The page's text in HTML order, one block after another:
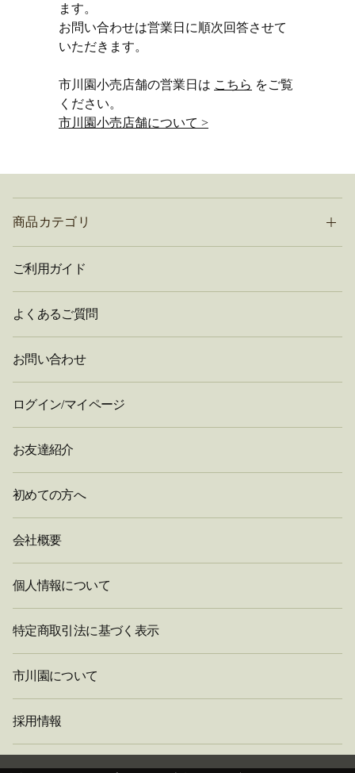
ます。
お問い合わせは営業日に順次回答させて
いただきます。
市川園小売店舗の営業日は こちら をご覧
ください。
市川園小売店舗について >
商品カテゴリ
ご利用ガイド
よくあるご質問
お問い合わせ
ログイン/マイページ
お友達紹介
初めての方へ
会社概要
個人情報について
特定商取引法に基づく表示
市川園について
採用情報
閉